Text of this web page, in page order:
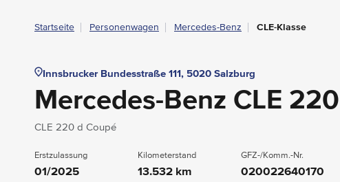
Startseite Personenwagen Mercedes-Benz CLE-Klasse
Innsbrucker Bundesstraße 111, 5020 Salzburg
Mercedes-Benz CLE 220
CLE 220 d Coupé
Erstzulassung
01/2025
Kilometerstand
13.532 km
GFZ-/Komm.-Nr.
020022640170